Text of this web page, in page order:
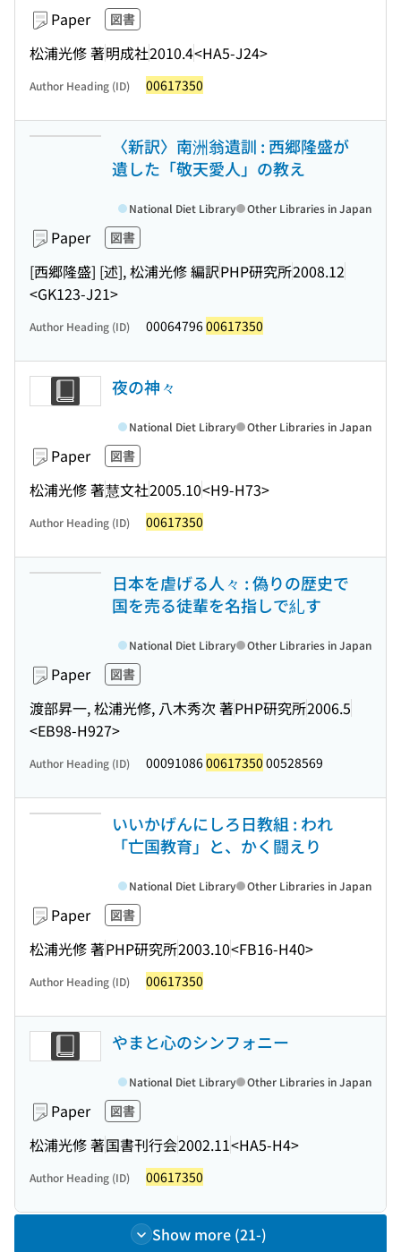
Paper 図書
松浦光修 著明成社2010.4<HA5-J24>
Author Heading (ID) 00617350
〈新訳〉南洲翁遺訓 : 西郷隆盛が
遺した「敬天愛人」の教え
Paper 図書
[西郷隆盛] [述], 松浦光修 編訳PHP研究所2008.12
<GK123-J21>
National Diet Library Other Libraries in Japan
Author Heading (ID) 0006479600617350
夜の神々
Paper 図書
松浦光修 著慧文社2005.10<H9-H73>
National Diet Library Other Libraries in Japan
Author Heading (ID) 00617350
日本を虐げる人々 : 偽りの歴史で
国を売る徒輩を名指しで糺す
Paper 図書
渡部昇一, 松浦光修, 八木秀次 著PHP研究所2006.5
<EB98-H927>
National Diet Library Other Libraries in Japan
Author Heading (ID) 0009108600617350 00528569
いいかげんにしろ日教組 : われ
「亡国教育」と、かく闘えり
Paper 図書
松浦光修 著PHP研究所2003.10<FB16-H40>
National Diet Library Other Libraries in Japan
Author Heading (ID) 00617350
やまと心のシンフォニー
Paper 図書
松浦光修 著国書刊行会2002.11<HA5-H4>
National Diet Library Other Libraries in Japan
Author Heading (ID) 00617350
Show more (21-)